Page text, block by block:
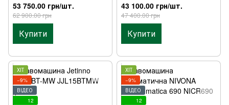
53 750.00 грн/шт.
62 900.00 грн
Купити
43 100.00 грн/шт.
47 400.00 грн
Купити
ХІТ
−9%
ВІДЕО
12
ХІТ
−9%
ВІДЕО
12